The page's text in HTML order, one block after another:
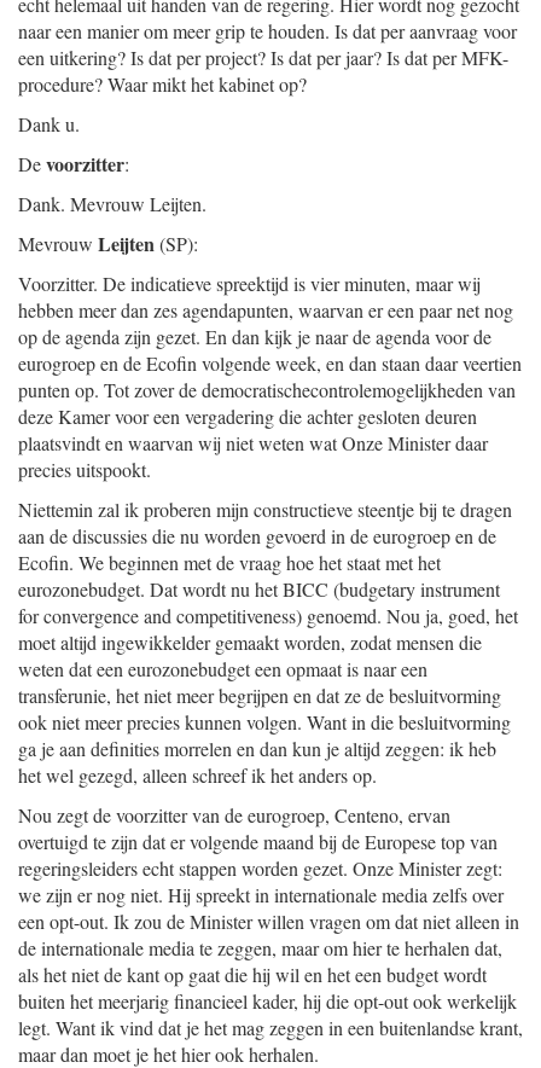
naar een manier om meer grip te houden. Is dat per aanvraag voor
een uitkering? Is dat per project? Is dat per jaar? Is dat per MFK-
procedure? Waar mikt het kabinet op?
Dank u.
Devoorzitter:
Dank. Mevrouw Leijten.
Mevrouw Leijten(SP):
Voorzitter. De indicatieve spreektijd is vier minuten, maar wij
hebben meer dan zes agendapunten, waarvan er een paar net nog
op de agenda zijn gezet. En dan kijk je naar de agenda voor de
eurogroep en de Ecofin volgende week, en dan staan daar veertien
punten op. Tot zover de democratischecontrolemogelijkheden van
deze Kamer voor een vergadering die achter gesloten deuren
plaatsvindt en waarvan wij niet weten wat Onze Minister daar
precies uitspookt.
Niettemin zal ik proberen mijn constructieve steentje bij te dragen
aan de discussies die nu worden gevoerd in de eurogroep en de
Ecofin. We beginnen met de vraag hoe het staat met het
eurozonebudget. Dat wordt nu het BICC (budgetary instrument
for convergence and competitiveness) genoemd. Nou ja, goed, het
moet altijd ingewikkelder gemaakt worden, zodat mensen die
weten dat een eurozonebudget een opmaat is naar een
transferunie, het niet meer begrijpen en dat ze de besluitvorming
ook niet meer precies kunnen volgen. Want in die besluitvorming
ga je aan definities morrelen en dan kun je altijd zeggen: ik heb
het wel gezegd, alleen schreef ik het anders op.
Nou zegt de voorzitter van de eurogroep, Centeno, ervan
overtuigd te zijn dat er volgende maand bij de Europese top van
regeringsleiders echt stappen worden gezet. Onze Minister zegt:
we zijn er nog niet. Hij spreekt in internationale media zelfs over
een opt-out. Ik zou de Minister willen vragen om dat niet alleen in
de internationale media te zeggen, maar om hier te herhalen dat,
als het niet de kant op gaat die hij wil en het een budget wordt
buiten het meerjarig financieel kader, hij die opt-out ook werkelijk
legt. Want ik vind dat je het mag zeggen in een buitenlandse krant,
maar dan moet je het hier ook herhalen.